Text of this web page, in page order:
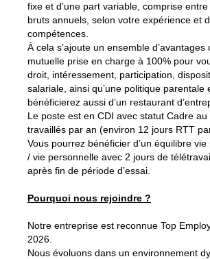
fixe et d’une part variable, comprise
bruts annuels, selon votre expérience et
compétences.
À cela s’ajoute un ensemble d’avantages
mutuelle prise en charge à 100% pour
droit, intéressement, participation,
salariale, ainsi qu’une politique parentale
bénéficierez aussi d’un restaurant
Le poste est en CDI avec statut Cadre
travaillés par an (environ 12 jours RTT
Vous pourrez bénéficier d’un équilibre
/ vie personnelle avec 2 jours de
après fin de période d’essai.
Pourquoi nous rejoindre ?
Notre entreprise est reconnue Top
2026.
Nous évoluons dans un environnement